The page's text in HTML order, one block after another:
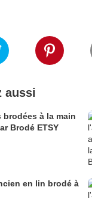
aussi
brodées à la main
Brodé ETSY
en lin brodé à